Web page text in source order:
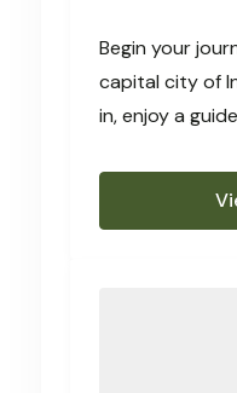
Begin your
capital city of
in, enjoy a